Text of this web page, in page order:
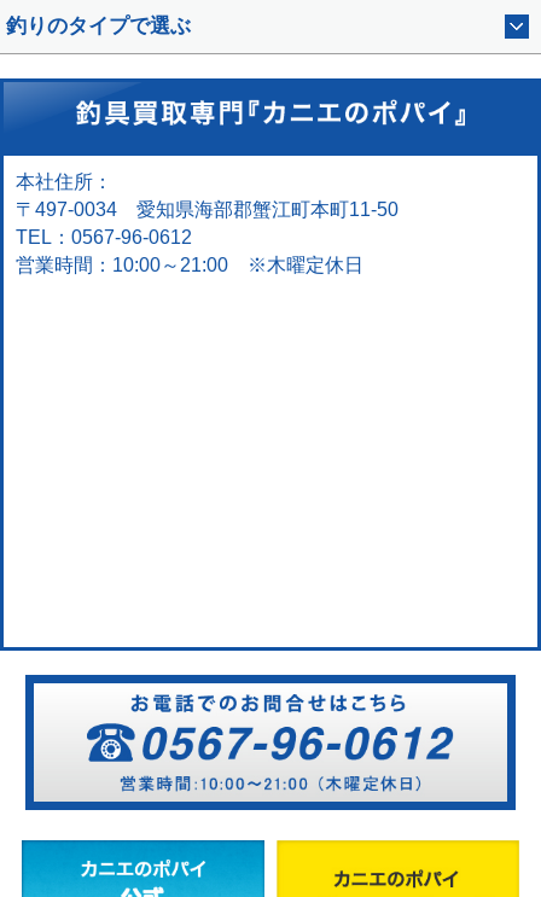
釣りのタイプで選ぶ
本社住所：
〒497-0034 愛知県海部郡蟹江町本町11-50
TEL：0567-96-0612
営業時間：10:00～21:00 ※木曜定休日